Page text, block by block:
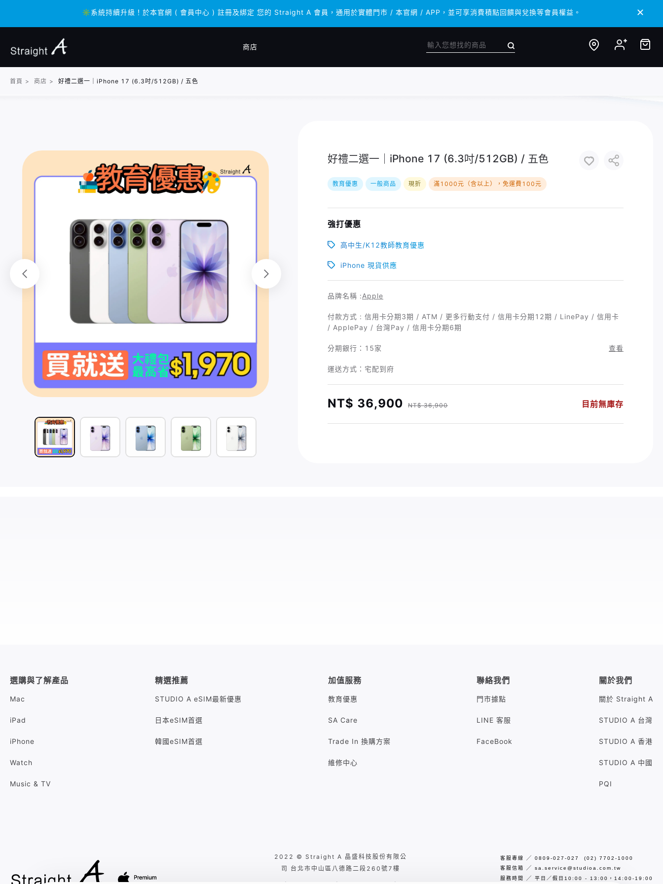
✳️系統持續升級！於本官網 ( 會員中心 ) 註冊及綁定 您的 Straight A 會員，通用於實體門市 / 本官網 / APP，並可享消費積點回饋與兌換等會員權益。
✳️系統持續升級！於本官網 ( 會員中心 ) 註冊及綁定 您的 Straight A 會員，通用於實體門市 / 本官網 / APP，並可享消費積點回饋與兌換等會員權益。
商店
首頁 > 商店 > 好禮二選一｜iPhone 17 (6.3吋/512GB) / 五色
好禮二選一｜iPhone 17 (6.3吋/512GB) / 五色
教育優惠 一般商品 現折 滿1000元（含以上），免運費100元
強打優惠
高中生/K12教師教育優惠
iPhone 現貨供應
品牌名稱 :Apple
付款方式 : 信用卡分期3期 / ATM / 更多行動支付 / 信用卡分期12期 / LinePay / 信用卡
/ ApplePay / 台灣Pay / 信用卡分期6期
分期銀行： 15家 查看
運送方式：宅配到府
NT$ 36,900 NT$ 36,900 目前無庫存
選購與了解產品
Mac
iPad
iPhone
Watch
Music & TV
精選推薦
STUDIO A eSIM最新優惠
日本eSIM首選
韓國eSIM首選
加值服務
教育優惠
SA Care
Trade In 換購方案
維修中心
聯絡我們
門市據點
LINE 客服
FaceBook
關於我們
關於 Straight A
STUDIO A 台灣
STUDIO A 香港
STUDIO A 中國
PQI
2022 © Straight A 晶盛科技股份有限公
司 台北市中山區八德路二段260號7樓
客服專線 ╱
0809-027-027 (02) 7702-1000
客服信箱
╱
sa.service@studioa.com.tw
服務時間
╱ 平日／假日10:00 - 13:00，14:00-19:00